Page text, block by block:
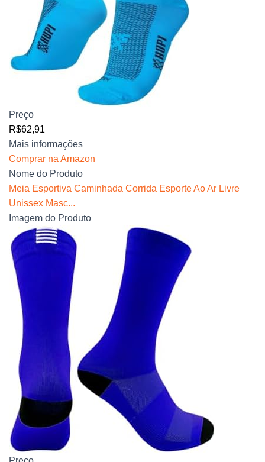
Preço
R$62,91
Mais informações
Comprar na Amazon
Nome do Produto
Meia Esportiva Caminhada Corrida Esporte Ao Ar Livre
Unissex Masc...
Imagem do Produto